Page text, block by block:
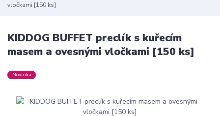
vločkami [150 ks]
KIDDOG BUFFET preclík s kuřecím
masem a ovesnými vločkami [150 ks]
Novinka